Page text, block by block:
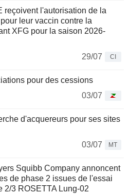
reçoivent l'autorisation de la
leur vaccin contre la
XFG pour la saison 2026-
29/07
CI
pour des cessions
03/07
d'acquereurs pour ses sites
03/07
MT
Squibb Company annoncent
de phase 2 issues de l'essai
2/3 ROSETTA Lung-02